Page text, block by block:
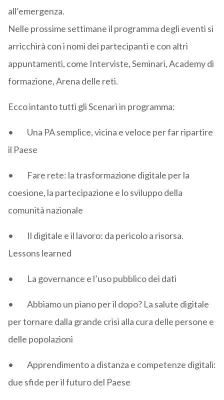
all’emergenza.
Nelle prossime settimane il programma degli eventi si
arricchirà con i nomi dei partecipanti e con altri
appuntamenti, come Interviste, Seminari, Academy di
formazione, Arena delle reti.
Ecco intanto tutti gli Scenari in programma:
• Una PA semplice, vicina e veloce per far ripartire
il Paese
• Fare rete: la trasformazione digitale per la
coesione, la partecipazione e lo sviluppo della
comunità nazionale
• Il digitale e il lavoro: da pericolo a risorsa.
Lessons learned
• La governance e l’uso pubblico dei dati
• Abbiamo un piano per il dopo? La salute digitale
per tornare dalla grande crisi alla cura delle persone e
delle popolazioni
• Apprendimento a distanza e competenze digitali:
due sfide per il futuro del Paese